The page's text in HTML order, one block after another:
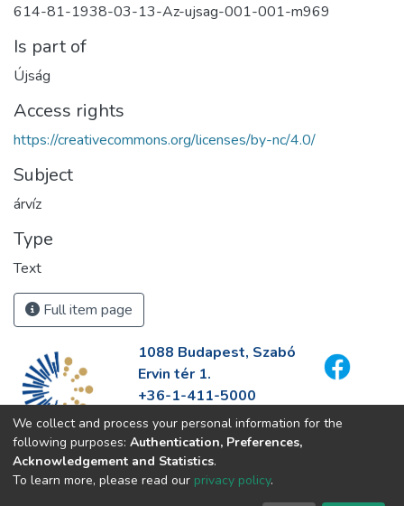
614-81-1938-03-13-Az-ujsag-001-001-m969
Is part of
Újság
Access rights
https://creativecommons.org/licenses/by-nc/4.0/
Subject
árvíz
Type
Text
Full item page
1088 Budapest, Szabó
Ervin tér 1.
+36-1-411-5000
info@fszek.hu
https://fszek.hu
We collect and process your personal information for the
following purposes: Authentication, Preferences,
Acknowledgement and Statistics.
To learn more, please read our privacy policy.